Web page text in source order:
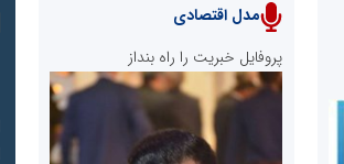
مدل اقتصادی
پروفایل خبریت را راه بنداز